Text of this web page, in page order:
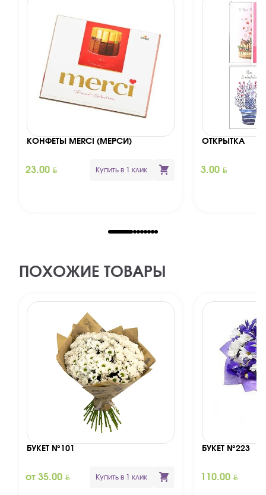
КОНФЕТЫ MERCI (МЕРСИ)
23.00 BYN Купить в 1 клик
ОТКРЫТКА
3.00 BYN
ПОХОЖИЕ ТОВАРЫ
БУКЕТ №101
от 35.00 BYN Купить в 1 клик
БУКЕТ №223
110.00 BYN